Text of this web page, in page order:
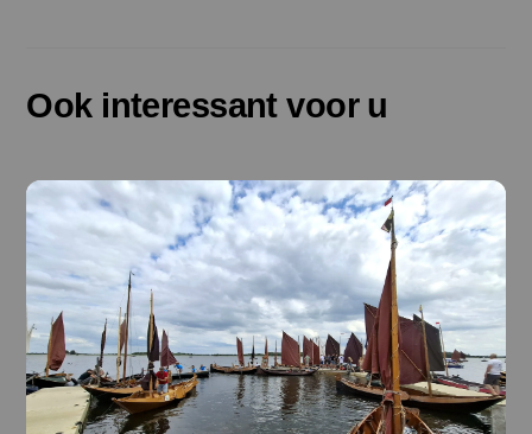
Ook interessant voor u